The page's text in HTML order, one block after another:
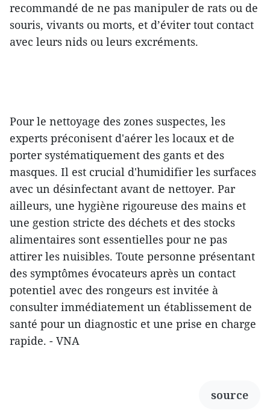
recommandé de ne pas manipuler de rats ou de
souris, vivants ou morts, et d’éviter tout contact
avec leurs nids ou leurs excréments.
Pour le nettoyage des zones suspectes, les
experts préconisent d'aérer les locaux et de
porter systématiquement des gants et des
masques. Il est crucial d'humidifier les surfaces
avec un désinfectant avant de nettoyer. Par
ailleurs, une hygiène rigoureuse des mains et
une gestion stricte des déchets et des stocks
alimentaires sont essentielles pour ne pas
attirer les nuisibles. Toute personne présentant
des symptômes évocateurs après un contact
potentiel avec des rongeurs est invitée à
consulter immédiatement un établissement de
santé pour un diagnostic et une prise en charge
rapide. - VNA
source